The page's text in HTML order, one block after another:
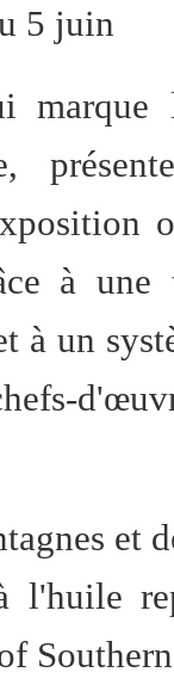
5 juin
à une
à un
et
l'huile